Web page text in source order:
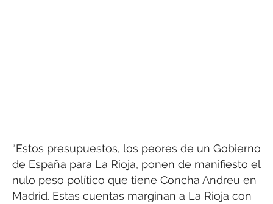
“Estos presupuestos, los peores de un Gobierno
de España para La Rioja, ponen de manifiesto el
nulo peso político que tiene Concha Andreu en
Madrid. Estas cuentas marginan a La Rioja con